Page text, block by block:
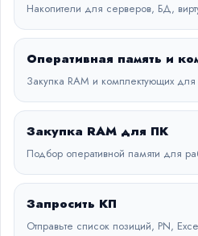
Накопители для серверов, БД,
Оперативная память и
Закупка RAM и комплектующих для
Закупка RAM для ПК
Подбор оперативной памяти для
Запросить КП
Отправьте список позиций, PN,